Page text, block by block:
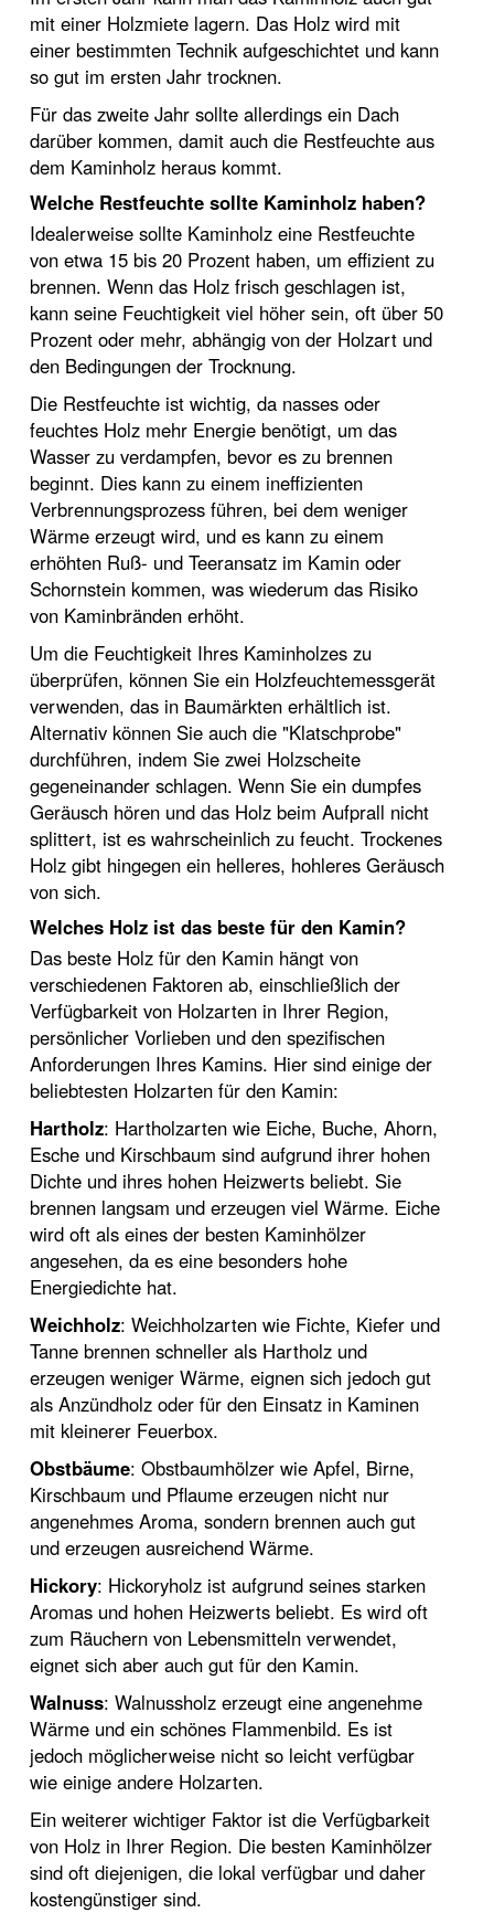
mit einer Holzmiete lagern. Das Holz wird mit
einer bestimmten Technik aufgeschichtet und kann
so gut im ersten Jahr trocknen.
Für das zweite Jahr sollte allerdings ein Dach
darüber kommen, damit auch die Restfeuchte aus
dem Kaminholz heraus kommt.
Welche Restfeuchte sollte Kaminholz haben?
Idealerweise sollte Kaminholz eine Restfeuchte
von etwa 15 bis 20 Prozent haben, um effizient zu
brennen. Wenn das Holz frisch geschlagen ist,
kann seine Feuchtigkeit viel höher sein, oft über 50
Prozent oder mehr, abhängig von der Holzart und
den Bedingungen der Trocknung.
Die Restfeuchte ist wichtig, da nasses oder
feuchtes Holz mehr Energie benötigt, um das
Wasser zu verdampfen, bevor es zu brennen
beginnt. Dies kann zu einem ineffizienten
Verbrennungsprozess führen, bei dem weniger
Wärme erzeugt wird, und es kann zu einem
erhöhten Ruß- und Teeransatz im Kamin oder
Schornstein kommen, was wiederum das Risiko
von Kaminbränden erhöht.
Um die Feuchtigkeit Ihres Kaminholzes zu
überprüfen, können Sie ein Holzfeuchtemessgerät
verwenden, das in Baumärkten erhältlich ist.
Alternativ können Sie auch die "Klatschprobe"
durchführen, indem Sie zwei Holzscheite
gegeneinander schlagen. Wenn Sie ein dumpfes
Geräusch hören und das Holz beim Aufprall nicht
splittert, ist es wahrscheinlich zu feucht. Trockenes
Holz gibt hingegen ein helleres, hohleres Geräusch
von sich.
Welches Holz ist das beste für den Kamin?
Das beste Holz für den Kamin hängt von
verschiedenen Faktoren ab, einschließlich der
Verfügbarkeit von Holzarten in Ihrer Region,
persönlicher Vorlieben und den spezifischen
Anforderungen Ihres Kamins. Hier sind einige der
beliebtesten Holzarten für den Kamin:
Hartholz: Hartholzarten wie Eiche, Buche, Ahorn,
Esche und Kirschbaum sind aufgrund ihrer hohen
Dichte und ihres hohen Heizwerts beliebt. Sie
brennen langsam und erzeugen viel Wärme. Eiche
wird oft als eines der besten Kaminhölzer
angesehen, da es eine besonders hohe
Energiedichte hat.
Weichholz: Weichholzarten wie Fichte, Kiefer und
Tanne brennen schneller als Hartholz und
erzeugen weniger Wärme, eignen sich jedoch gut
als Anzündholz oder für den Einsatz in Kaminen
mit kleinerer Feuerbox.
Obstbäume: Obstbaumhölzer wie Apfel, Birne,
Kirschbaum und Pflaume erzeugen nicht nur
angenehmes Aroma, sondern brennen auch gut
und erzeugen ausreichend Wärme.
Hickory: Hickoryholz ist aufgrund seines starken
Aromas und hohen Heizwerts beliebt. Es wird oft
zum Räuchern von Lebensmitteln verwendet,
eignet sich aber auch gut für den Kamin.
Walnuss: Walnussholz erzeugt eine angenehme
Wärme und ein schönes Flammenbild. Es ist
jedoch möglicherweise nicht so leicht verfügbar
wie einige andere Holzarten.
Ein weiterer wichtiger Faktor ist die Verfügbarkeit
von Holz in Ihrer Region. Die besten Kaminhölzer
sind oft diejenigen, die lokal verfügbar und daher
kostengünstiger sind.